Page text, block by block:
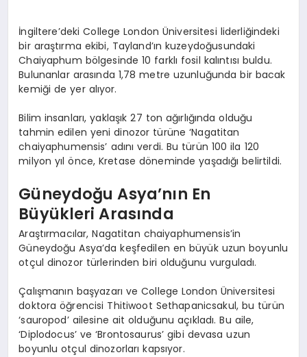
İngiltere’deki College London Üniversitesi liderliğindeki
bir araştırma ekibi, Tayland’ın kuzeydoğusundaki
Chaiyaphum bölgesinde 10 farklı fosil kalıntısı buldu.
Bulunanlar arasında 1,78 metre uzunluğunda bir bacak
kemiği de yer alıyor.
Bilim insanları, yaklaşık 27 ton ağırlığında olduğu
tahmin edilen yeni dinozor türüne ‘Nagatitan
chaiyaphumensis’ adını verdi. Bu türün 100 ila 120
milyon yıl önce, Kretase döneminde yaşadığı belirtildi.
Güneydoğu Asya’nın En
Büyükleri Arasında
Araştırmacılar, Nagatitan chaiyaphumensis’in
Güneydoğu Asya’da keşfedilen en büyük uzun boyunlu
otçul dinozor türlerinden biri olduğunu vurguladı.
Çalışmanın başyazarı ve College London Üniversitesi
doktora öğrencisi Thitiwoot Sethapanicsakul, bu türün
‘sauropod’ ailesine ait olduğunu açıkladı. Bu aile,
‘Diplodocus’ ve ‘Brontosaurus’ gibi devasa uzun
boyunlu otçul dinozorları kapsıyor.